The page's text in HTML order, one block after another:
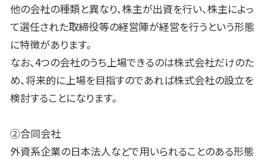
他の会社の種類と異なり、株主が出資を行い、株主によっ
て選任された取締役等の経営陣が経営を行うという形態
に特徴があります。
なお、4つの会社のうち上場できるのは株式会社だけのた
め、将来的に上場を目指すのであれば株式会社の設立を
検討することになります。
②合同会社
外資系企業の日本法人などで用いられることのある形態